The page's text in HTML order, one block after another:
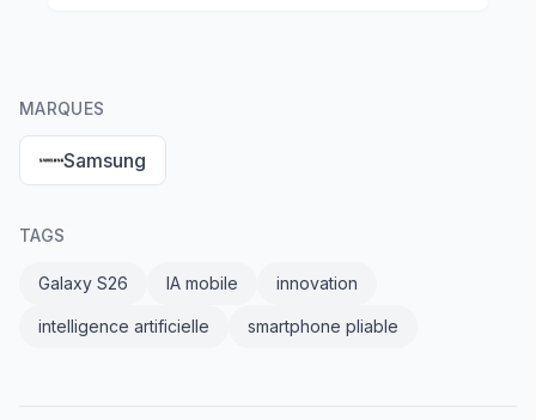
MARQUES
Samsung
TAGS
Galaxy S26 IA mobile innovation
intelligence artificielle smartphone pliable